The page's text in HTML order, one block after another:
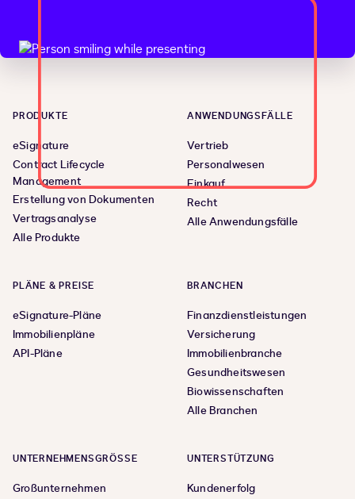
PRODUKTE
eSignature
Contract Lifecycle
Management
Erstellung von Dokumenten
Vertragsanalyse
Alle Produkte
ANWENDUNGSFÄLLE
Vertrieb
Personalwesen
Einkauf
Recht
Alle Anwendungsfälle
PLÄNE & PREISE
eSignature-Pläne
Immobilienpläne
API-Pläne
BRANCHEN
Finanzdienstleistungen
Versicherung
Immobilienbranche
Gesundheitswesen
Biowissenschaften
Alle Branchen
UNTERNEHMENSGRÖSSE
Großunternehmen
UNTERSTÜTZUNG
Kundenerfolg